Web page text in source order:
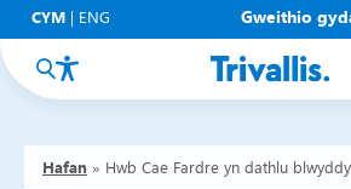
CYM ENG Gweithio
Hafan » Hwb Cae Fardre yn dathlu